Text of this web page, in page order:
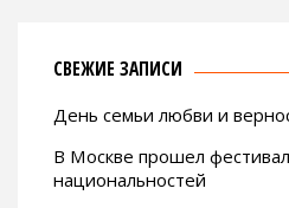
СВЕЖИЕ ЗАПИСИ
День семьи любви и
В Москве прошел
национальностей